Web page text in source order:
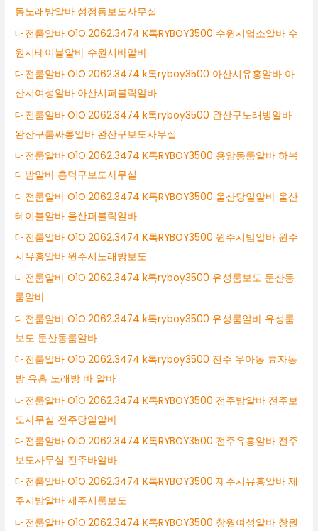
동노래방알바 성정동보도사무실
대전룸알바 O1O.2062.3474 K톡RYBOY3500 수원시업소알바 수
원시테이블알바 수원시바알바
대전룸알바 O1O.2062.3474 k톡ryboy3500 아산시유흥알바 아
산시여성알바 아산시퍼블릭알바
대전룸알바 O1O.2062.3474 k톡ryboy3500 완산구노래방알바
완산구룸싸롱알바 완산구보도사무실
대전룸알바 O1O.2062.3474 K톡RYBOY3500 용암동룸알바 하복
대밤알바 흥덕구보도사무실
대전룸알바 O1O.2062.3474 K톡RYBOY3500 울산당일알바 울산
테이블알바 울산퍼블릭알바
대전룸알바 O1O.2062.3474 K톡RYBOY3500 원주시밤알바 원주
시유흥알바 원주시노래방보도
대전룸알바 O1O.2062.3474 k톡ryboy3500 유성룸보도 둔산동
룸알바
대전룸알바 O1O.2062.3474 k톡ryboy3500 유성룸알바 유성룸
보도 둔산동룸알바
대전룸알바 O1O.2062.3474 k톡ryboy3500 전주 우아동 효자동
밤 유흥 노래방 바 알바
대전룸알바 O1O.2062.3474 K톡RYBOY3500 전주밤알바 전주보
도사무실 전주당일알바
대전룸알바 O1O.2062.3474 K톡RYBOY3500 전주유흥알바 전주
보도사무실 전주바알바
대전룸알바 O1O.2062.3474 K톡RYBOY3500 제주시유흥알바 제
주시밤알바 제주시룸보도
대전룸알바 O1O.2062.3474 K톡RYBOY3500 창원여성알바 창원